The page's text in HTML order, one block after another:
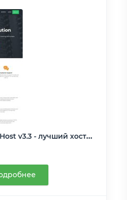
HTML шаблон FlatHost v3.3 - лучший хостинг для сайта